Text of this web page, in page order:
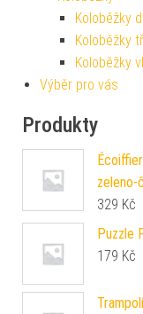
Koloběžky
Koloběžky
Koloběžky
Výběr pro vás
Produkty
zeleno-
329 Kč
Puzzle
179 Kč